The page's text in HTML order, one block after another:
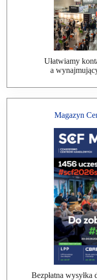
Ułatwiamy
a
Magazyn
Bezpłatna